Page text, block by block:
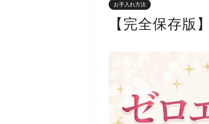
お手入れ方法
【完全保存版